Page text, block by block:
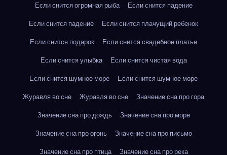
Если снится огромная рыба
Если снится падение
Если снится падение
Если снится плачущий ребенок
Если снится подарок
Если снится свадебное платье
Если снится улыбка
Если снится чистая вода
Если снится шумное море
Если снится шумное море
Журавля во сне
Журавля во сне
Значение сна про гора
Значение сна про дождь
Значение сна про море
Значение сна про огонь
Значение сна про письмо
Значение сна про птица
Значение сна про река